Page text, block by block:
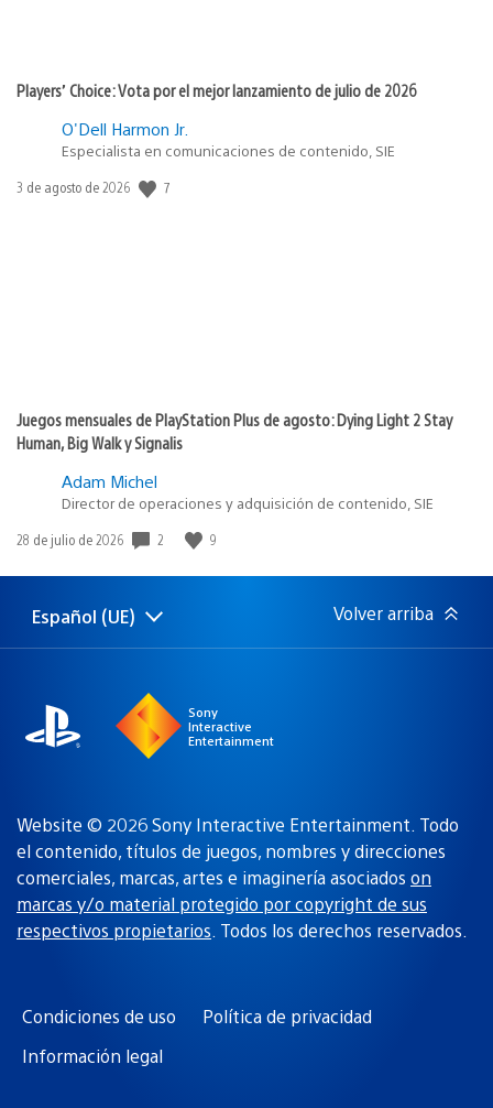
Players’ Choice: Vota por el mejor lanzamiento de julio de 2026
O'Dell Harmon Jr.
Especialista en comunicaciones de contenido, SIE
Fecha
3 de agosto de 2026 7
Juegos mensuales de PlayStation Plus de agosto: Dying Light 2 Stay
Human, Big Walk y Signalis
Adam Michel
Director de operaciones y adquisición de contenido, SIE
Fecha
publicación:
28 de julio de 2026 2 9
Selecciona
una
Región
actual:
Español (UE) Volver arriba
Sony
Interactive
Entertainment
Website © 2026 Sony Interactive Entertainment. Todo
el contenido, títulos de juegos, nombres y direcciones
comerciales, marcas, artes e imaginería asociados on
marcas y/o material protegido por copyright de sus
respectivos propietarios. Todos los derechos reservados.
Condiciones de uso
Política de privacidad
Información legal